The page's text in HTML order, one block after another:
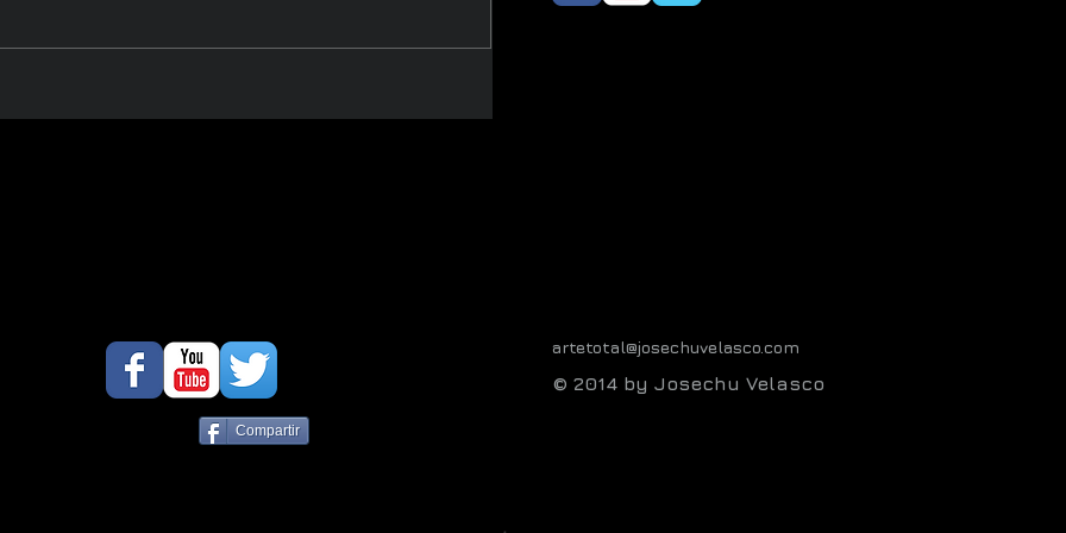
Compartir
artetotal@josechuvelasco.com
© 2014 by Josechu Velasco